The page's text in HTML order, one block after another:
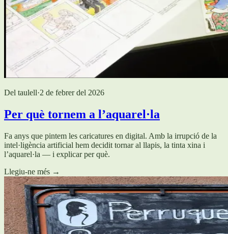
Del taulell·2 de febrer del 2026
Per què tornem a l’aquarel·la
Fa anys que pintem les caricatures en digital. Amb la irrupció de la
intel·ligència artificial hem decidit tornar al llapis, la tinta xina i
l’aquarel·la — i explicar per què.
Llegiu-ne més →